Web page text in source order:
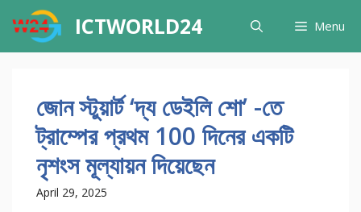
content
ICTWORLD24 Menu
জোন স্টুয়ার্ট ‘দ্য ডেইলি শো’ -তে
ট্রাম্পের প্রথম 100 দিনের একটি
নৃশংস মূল্যায়ন দিয়েছেন
April 29, 2025